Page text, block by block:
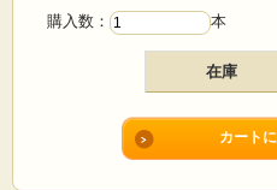
購入数： 本
在庫